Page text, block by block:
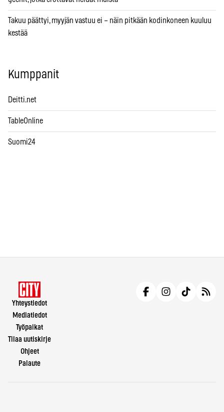
Takuu päättyi, myyjän vastuu ei – näin pitkään kodinkoneen kuuluu
kestää
Kumppanit
Deitti.net
TableOnline
Suomi24
Yhteystiedot
Mediatiedot
Työpaikat
Tilaa uutiskirje
Ohjeet
Palaute